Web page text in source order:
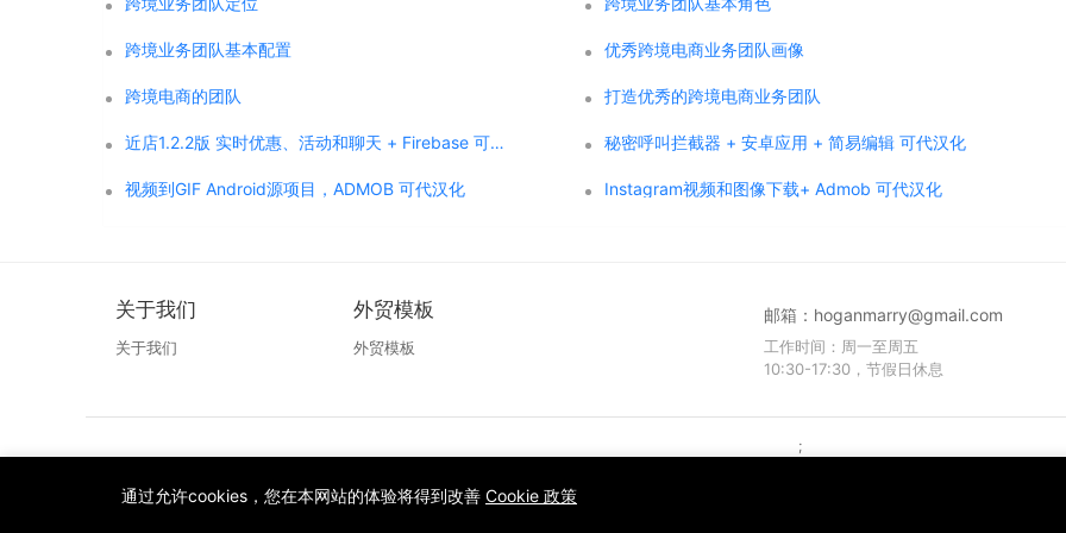
跨境业务团队基本配置 优秀跨境电商业务团队画像
跨境电商的团队 打造优秀的跨境电商业务团队
近店1.2.2版 实时优惠、活动和聊天 + Firebase 可代汉化 秘密呼叫拦截器 + 安卓应用 + 简易编辑 可代汉化
视频到GIF Android源项目，ADMOB 可代汉化 Instagram视频和图像下载+ Admob 可代汉化
关于我们
关于我们
外贸模板
外贸模板
邮箱： hoganmarry@gmail.com
工作时间：周一至周五
10:30-17:30，节假日休息
;
通过允许cookies，您在本网站的体验将得到改善 Cookie 政策